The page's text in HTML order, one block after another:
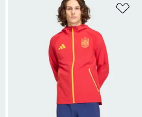
Favori Listesine Ekle